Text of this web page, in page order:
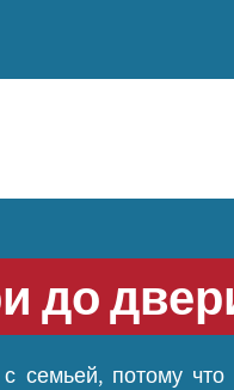
до
семьей, потому